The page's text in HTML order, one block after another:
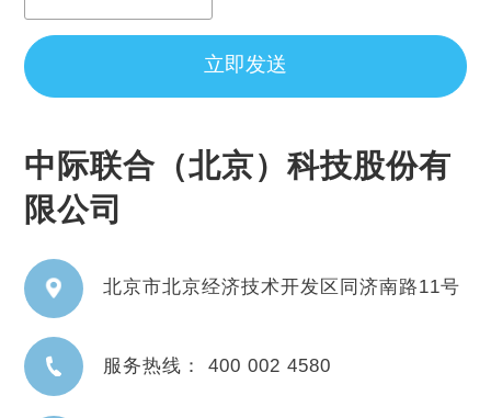
立即发送
中际联合（北京）科技股份有
限公司
北京市北京经济技术开发区同济南路11号
服务热线： 400 002 4580